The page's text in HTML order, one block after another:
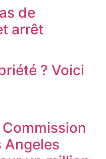
de
arrêt
? Voici
Angeles